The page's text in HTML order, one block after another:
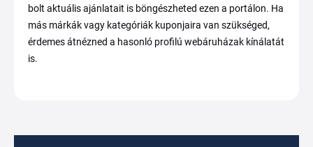
bolt aktuális ajánlatait is böngészheted ezen a portálon. Ha
más márkák vagy kategóriák kuponjaira van szükséged,
érdemes átnézned a hasonló profilú webáruházak kínálatát
is.